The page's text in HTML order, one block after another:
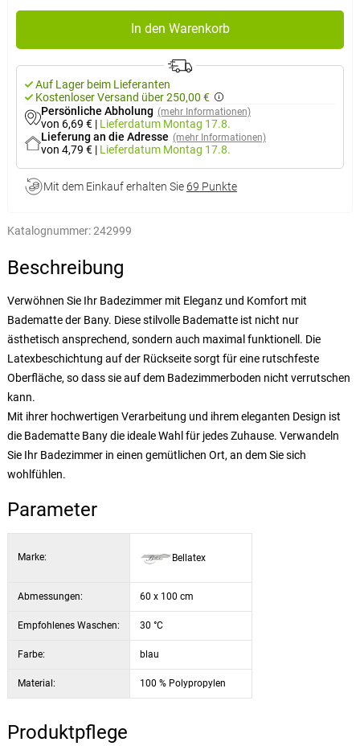
In den Warenkorb
Auf Lager beim Lieferanten
Kostenloser Versand über 250,00 €
Persönliche Abholung (mehr Informationen)
von 6,69 € | Lieferdatum Montag 17.8.
Lieferung an die Adresse (mehr Informationen)
von 4,79 € | Lieferdatum Montag 17.8.
Mit dem Einkauf erhalten Sie 69 Punkte
Katalognummer:242999
Beschreibung
Verwöhnen Sie Ihr Badezimmer mit Eleganz und Komfort mit
Badematte der Bany. Diese stilvolle Badematte ist nicht nur
ästhetisch ansprechend, sondern auch maximal funktionell. Die
Latexbeschichtung auf der Rückseite sorgt für eine rutschfeste
Oberfläche, so dass sie auf dem Badezimmerboden nicht verrutschen
kann.
Mit ihrer hochwertigen Verarbeitung und ihrem eleganten Design ist
die Badematte Bany die ideale Wahl für jedes Zuhause. Verwandeln
Sie Ihr Badezimmer in einen gemütlichen Ort, an dem Sie sich
wohlfühlen.
Parameter
Marke: Bellatex
Abmessungen: 60 x 100 cm
Empfohlenes Waschen: 30 °C
Farbe: blau
Material: 100 % Polypropylen
Produktpflege